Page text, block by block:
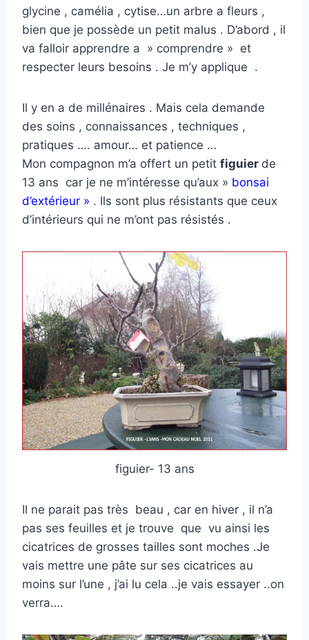
glycine , camélia , cytise…un arbre a fleurs ,
bien que je possède un petit malus . D’abord , il
va falloir apprendre a » comprendre » et
respecter leurs besoins . Je m’y applique .
Il y en a de millénaires . Mais cela demande
des soins , connaissances , techniques ,
pratiques …. amour… et patience …
Mon compagnon m’a offert un petit figuier de
13 ans car je ne m’intéresse qu’aux » bonsai
d’extérieur » . Ils sont plus résistants que ceux
d’intérieurs qui ne m’ont pas résistés .
figuier- 13 ans
Il ne parait pas très beau , car en hiver , il n’a
pas ses feuilles et je trouve que vu ainsi les
cicatrices de grosses tailles sont moches .Je
vais mettre une pâte sur ses cicatrices au
moins sur l’une , j’ai lu cela ..je vais essayer ..on
verra….